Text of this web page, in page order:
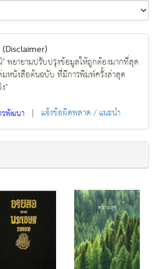
พยายามปรับปรุงข้อมูลให้ถูกต้องมากที่สุด
หนังสือต้นฉบับ ที่มีการพิมพ์ครั้งล่าสุด
"
รพัฒนา | แจ้งข้อผิดพลาด / แนะนำ